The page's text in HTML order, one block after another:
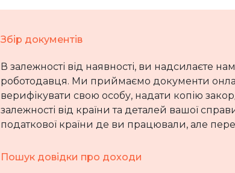
Збір документів
В залежності від наявності, ви надсилаєте
роботодавця. Ми приймаємо документи
верифікувати свою особу, надати копію
залежності від країни та деталей вашої
податкової країни де ви працювали, але
Пошук довідки про доходи